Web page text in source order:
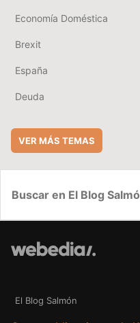
Economía Doméstica
Brexit
España
Deuda
VER MÁS TEMAS
El Blog Salmón